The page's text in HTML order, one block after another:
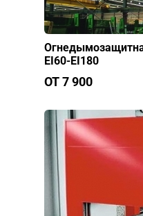
EI60-EI180
ОТ 7 900